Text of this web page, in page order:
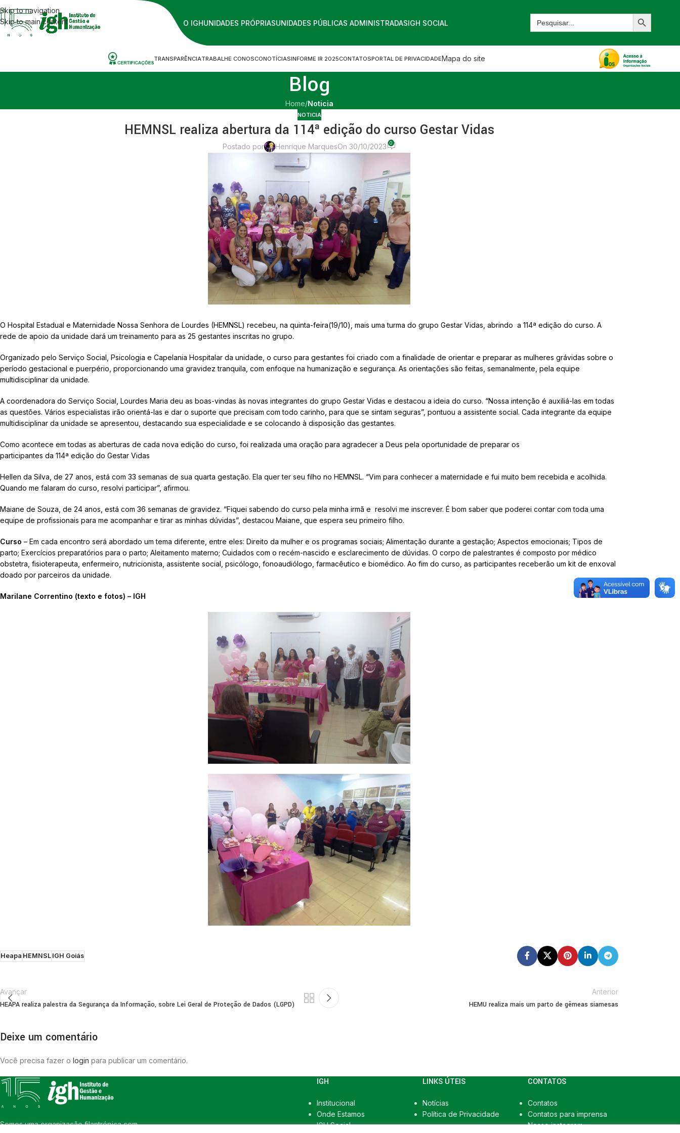
Skip to navigation
Skip to main content
O IGHUNIDADES PRÓPRIASUNIDADES PÚBLICAS ADMINISTRADASIGH SOCIAL
TRANSPARÊNCIATRABALHE CONOSCONOTÍCIASINFORME IR 2025CONTATOSPORTAL DE PRIVACIDADEMapa do site
Blog
Home/Noticia
NOTICIA
HEMNSL realiza abertura da 114ª edição do curso Gestar Vidas
Postado por Henrique MarquesOn 30/10/2023 0
O Hospital Estadual e Maternidade Nossa Senhora de Lourdes (HEMNSL) recebeu, na quinta-feira(19/10), mais uma turma do grupo Gestar Vidas, abrindo a 114ª edição do curso. A
rede de apoio da unidade dará um treinamento para as 25 gestantes inscritas no grupo.
Organizado pelo Serviço Social, Psicologia e Capelania Hospitalar da unidade, o curso para gestantes foi criado com a finalidade de orientar e preparar as mulheres grávidas sobre o
período gestacional e puerpério, proporcionando uma gravidez tranquila, com enfoque na humanização e segurança. As orientações são feitas, semanalmente, pela equipe
multidisciplinar da unidade.
A coordenadora do Serviço Social, Lourdes Maria deu as boas-vindas às novas integrantes do grupo Gestar Vidas e destacou a ideia do curso. “Nossa intenção é auxiliá-las em todas
as questões. Vários especialistas irão orientá-las e dar o suporte que precisam com todo carinho, para que se sintam seguras”, pontuou a assistente social. Cada integrante da equipe
multidisciplinar da unidade se apresentou, destacando sua especialidade e se colocando à disposição das gestantes.
Como acontece em todas as aberturas de cada nova edição do curso, foi realizada uma oração para agradecer a Deus pela oportunidade de preparar os
participantes da 114ª edição do Gestar Vidas
Hellen da Silva, de 27 anos, está com 33 semanas de sua quarta gestação. Ela quer ter seu filho no HEMNSL. “Vim para conhecer a maternidade e fui muito bem recebida e acolhida.
Quando me falaram do curso, resolvi participar”, afirmou.
Maiane de Souza, de 24 anos, está com 36 semanas de gravidez. “Fiquei sabendo do curso pela minha irmã e resolvi me inscrever. É bom saber que poderei contar com toda uma
equipe de profissionais para me acompanhar e tirar as minhas dúvidas”, destacou Maiane, que espera seu primeiro filho.
Curso – Em cada encontro será abordado um tema diferente, entre eles: Direito da mulher e os programas sociais; Alimentação durante a gestação; Aspectos emocionais; Tipos de
parto; Exercícios preparatórios para o parto; Aleitamento materno; Cuidados com o recém-nascido e esclarecimento de dúvidas. O corpo de palestrantes é composto por médico
obstetra, fisioterapeuta, enfermeiro, nutricionista, assistente social, psicólogo, fonoaudiólogo, farmacêutico e biomédico. Ao fim do curso, as participantes receberão um kit de enxoval
doado por parceiros da unidade.
Marilane Correntino (texto e fotos) – IGH
Heapa HEMNSLIGH Goiás
Avançar
HEAPA realiza palestra da Segurança da Informação, sobre Lei Geral de Proteção de Dados (LGPD)
Anterior
HEMU realiza mais um parto de gêmeas siamesas
Deixe um comentário
Você precisa fazer o login para publicar um comentário.
Somos uma organização filantrópica com
IGH
Institucional
Onde Estamos
IGH Social
LINKS ÚTEIS
Notícias
Política de Privacidade
CONTATOS
Contatos
Contatos para imprensa
Nosso instagram